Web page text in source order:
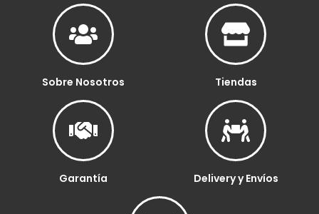
Sobre Nosotros Tiendas
Garantía Delivery y Envíos